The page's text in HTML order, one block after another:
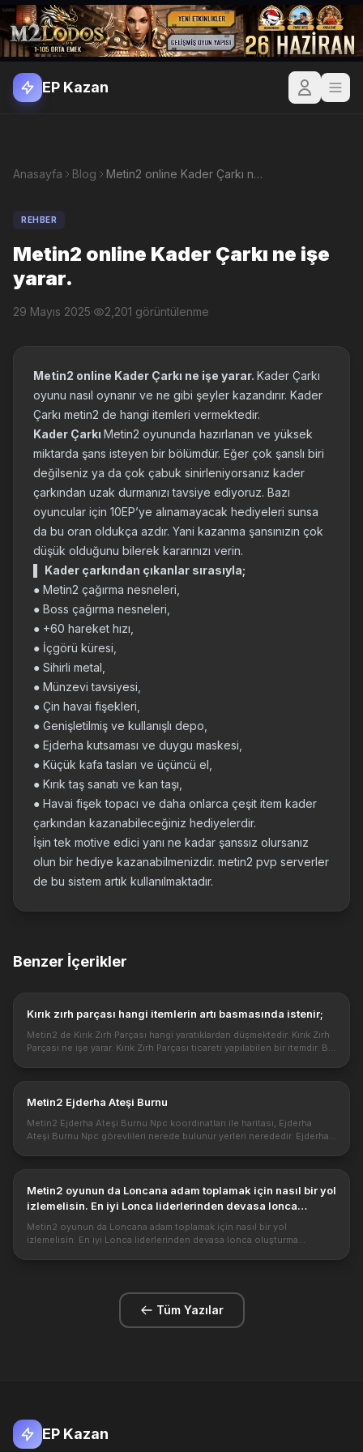
EP Kazan
Anasayfa Blog Metin2 online Kader Çarkı ne işe yarar.
REHBER
Metin2 online Kader Çarkı ne işe
yarar.
29 Mayıs 2025· 2,201 görüntülenme
Metin2 online Kader Çarkı ne işe yarar. Kader Çarkı
oyunu nasıl oynanır ve ne gibi şeyler kazandırır. Kader
Çarkı metin2 de hangi itemleri vermektedir.
Kader Çarkı Metin2 oyununda hazırlanan ve yüksek
miktarda şans isteyen bir bölümdür. Eğer çok şanslı biri
değilseniz ya da çok çabuk sinirleniyorsanız kader
çarkından uzak durmanızı tavsiye ediyoruz. Bazı
oyuncular için 10EP’ye alınamayacak hediyeleri sunsa
da bu oran oldukça azdır. Yani kazanma şansınızın çok
düşük olduğunu bilerek kararınızı verin.
Kader çarkından çıkanlar sırasıyla;
● Metin2 çağırma nesneleri,
● Boss çağırma nesneleri,
● +60 hareket hızı,
● İçgörü küresi,
● Sihirli metal,
● Münzevi tavsiyesi,
● Çin havai fişekleri,
● Genişletilmiş ve kullanışlı depo,
● Ejderha kutsaması ve duygu maskesi,
● Küçük kafa tasları ve üçüncü el,
● Kırık taş sanatı ve kan taşı,
● Havai fişek topacı ve daha onlarca çeşit item kader
çarkından kazanabileceğiniz hediyelerdir.
İşin tek motive edici yanı ne kadar şanssız olursanız
olun bir hediye kazanabilmenizdir. metin2 pvp serverler
de bu sistem artık kullanılmaktadır.
Benzer İçerikler
Kırık zırh parçası hangi itemlerin artı basmasında istenir;
Metin2 de Kırık Zırh Parçası hangi yaratıklardan düşmektedir. Kırık Zırh
Parçası ne işe yarar. Kırık Zırh Parçası ticareti yapılabilen bir itemdir. Bu
Metin2 Ejderha Ateşi Burnu
Metin2 Ejderha Ateşi Burnu Npc koordinatları ile haritası, Ejderha
Ateşi Burnu Npc görevlileri nerede bulunur yerleri nerededir. Ejderha
Metin2 oyunun da Loncana adam toplamak için nasıl bir yol
izlemelisin. En iyi Lonca liderlerinden devasa lonca
oluşturma yöntemleri nelerdir?
Metin2 oyunun da Loncana adam toplamak için nasıl bir yol
izlemelisin. En iyi Lonca liderlerinden devasa lonca oluşturma
Tüm Yazılar
EP Kazan